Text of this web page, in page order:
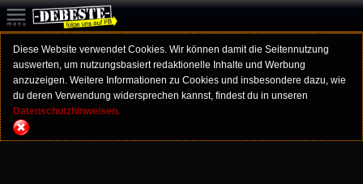
Diese Website verwendet Cookies. Wir können damit die Seitennutzung
auswerten, um nutzungsbasiert redaktionelle Inhalte und Werbung
anzuzeigen. Weitere Informationen zu Cookies und insbesondere dazu, wie
du deren Verwendung widersprechen kannst, findest du in unseren
Datenschutzhinweisen.